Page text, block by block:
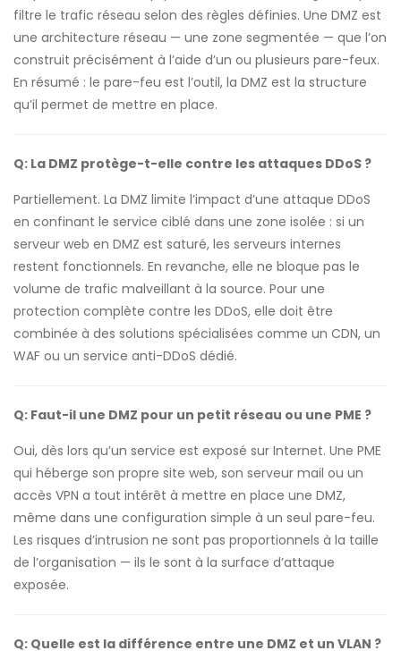
filtre le trafic réseau selon des règles définies. Une DMZ est
une architecture réseau — une zone segmentée — que l’on
construit précisément à l’aide d’un ou plusieurs pare-feux.
En résumé : le pare-feu est l’outil, la DMZ est la structure
qu’il permet de mettre en place.
Q: La DMZ protège-t-elle contre les attaques DDoS ?
Partiellement. La DMZ limite l’impact d’une attaque DDoS
en confinant le service ciblé dans une zone isolée : si un
serveur web en DMZ est saturé, les serveurs internes
restent fonctionnels. En revanche, elle ne bloque pas le
volume de trafic malveillant à la source. Pour une
protection complète contre les DDoS, elle doit être
combinée à des solutions spécialisées comme un CDN, un
WAF ou un service anti-DDoS dédié.
Q: Faut-il une DMZ pour un petit réseau ou une PME ?
Oui, dès lors qu’un service est exposé sur Internet. Une PME
qui héberge son propre site web, son serveur mail ou un
accès VPN a tout intérêt à mettre en place une DMZ,
même dans une configuration simple à un seul pare-feu.
Les risques d’intrusion ne sont pas proportionnels à la taille
de l’organisation — ils le sont à la surface d’attaque
exposée.
Q: Quelle est la différence entre une DMZ et un VLAN ?